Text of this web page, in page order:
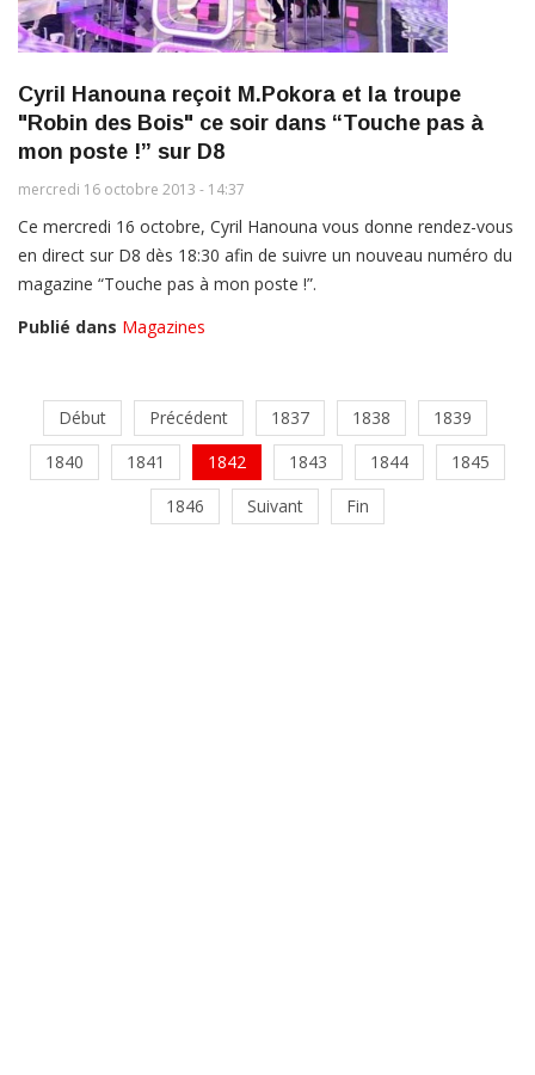
Cyril Hanouna reçoit M.Pokora et la troupe
"Robin des Bois" ce soir dans “Touche pas à
mon poste !” sur D8
mercredi 16 octobre 2013 - 14:37
Ce mercredi 16 octobre, Cyril Hanouna vous donne rendez-vous
en direct sur D8 dès 18:30 afin de suivre un nouveau numéro du
magazine “Touche pas à mon poste !”.
Publié dans Magazines
Début Précédent 1837 1838
1839
1840
1841 1842 1843 1844
1845
1846
Suivant Fin